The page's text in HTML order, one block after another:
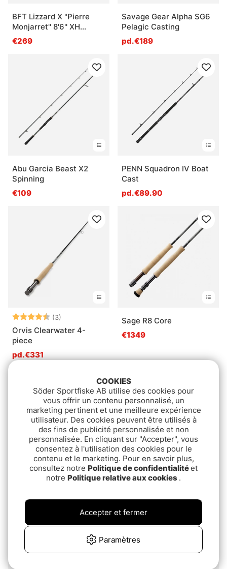
BFT Lizzard X ''Pierre
Monjarret'' 8'6'' XH
-200g, 2 pcs
€269
Savage Gear Alpha SG6
Pelagic Casting
pd.€189
Abu Garcia Beast X2
Spinning
€109
PENN Squadron IV Boat
Cast
pd.€89.90
Note: (3)
Orvis Clearwater 4-
piece
pd.€331
Sage R8 Core
€1349
Fox Horizon X3
€109
Note: (4)4.5 sur 5
Series Casting
€54.90
COOKIES
Söder Sportfiske AB utilise des cookies pour
vous offrir un contenu personnalisé, un
marketing pertinent et une meilleure expérience
utilisateur. Des cookies peuvent être utilisés à
des fins de publicité personnalisée et non
personnalisée. En cliquant sur "Accepter", vous
consentez à l'utilisation des cookies pour le
contenu et le marketing. Pour en savoir plus,
consultez notre Politique de confidentialitéet
notre Politique relative aux cookies .
Paramètres
Accepter et fermer